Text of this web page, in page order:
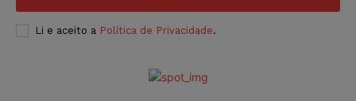
Li e aceito a Política de Privacidade.